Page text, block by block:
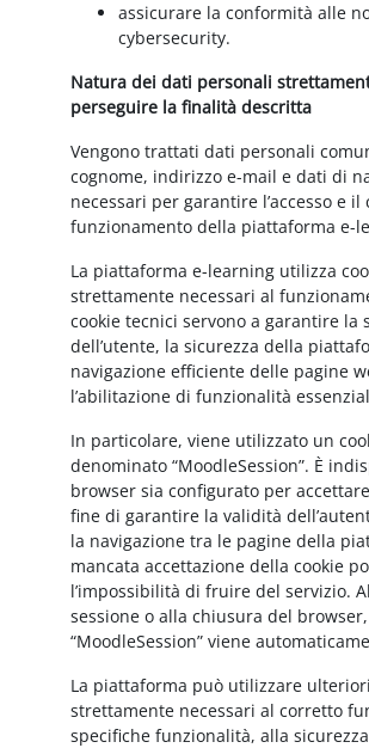
assicurare la conformità alle
cybersecurity.
Natura dei dati personali
perseguire la finalità descritta
Vengono trattati dati personali
cognome, indirizzo e-mail e dati di
necessari per garantire l’accesso e il
funzionamento della piattaforma e-
La piattaforma e-learning utilizza
strettamente necessari al
cookie tecnici servono a garantire la
dell’utente, la sicurezza della
navigazione efficiente delle pagine
l’abilitazione di funzionalità
In particolare, viene utilizzato un
denominato “MoodleSession”. È
browser sia configurato per
fine di garantire la validità
la navigazione tra le pagine della
mancata accettazione della cookie
l’impossibilità di fruire del servizio.
sessione o alla chiusura del
“MoodleSession” viene
La piattaforma può utilizzare
strettamente necessari al corretto
specifiche funzionalità, alla